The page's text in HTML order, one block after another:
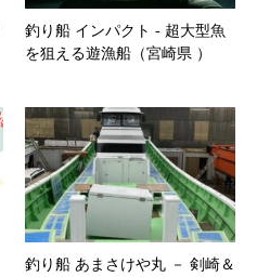
釣り船 インパクト ‐ 超大型魚
を狙える遊漁船（宮崎県 ）
釣り船 あまさけや丸 － 剣崎＆